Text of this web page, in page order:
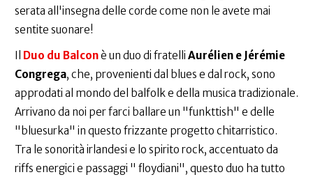
serata all'insegna delle corde come non le avete mai
sentite suonare!
Il Duo du Balconè un duo di fratelli Aurélien e Jérémie
Congrega, che, provenienti dal blues e dal rock, sono
approdati al mondo del balfolk e della musica tradizionale.
Arrivano da noi per farci ballare un "funkttish" e delle
"bluesurka" in questo frizzante progetto chitarristico.
Tra le sonorità irlandesi e lo spirito rock, accentuato da
riffs energici e passaggi " floydiani", questo duo ha tutto